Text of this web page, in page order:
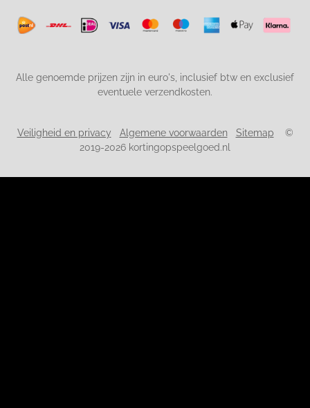
Alle genoemde prijzen zijn in euro's, inclusief btw en exclusief
eventuele verzendkosten.
Veiligheid en privacy Algemene voorwaarden Sitemap ©
2019-2026 kortingopspeelgoed.nl